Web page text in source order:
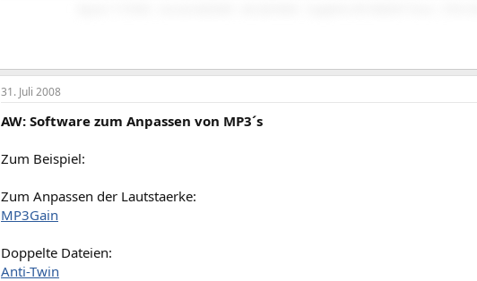
31. Juli 2008
AW: Software zum Anpassen von MP3´s
Zum Beispiel:
Zum Anpassen der Lautstaerke:
MP3Gain
Doppelte Dateien:
Anti-Twin